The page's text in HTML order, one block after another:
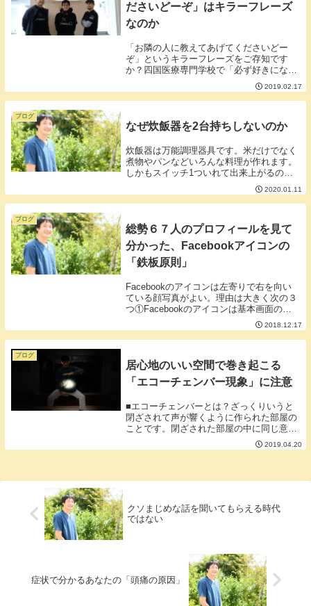
ださいどーぞ」はキラーフレーズ
なのか
「お隣の人に教えてあげてくださいどー
ぞ」というキラーフレーズをご存知です
か？四国医療専門学校で「必ず好きになる
生理学」の講義をされている赤澤和哉先生
のキラーフレーズです。▼写真真ん中が赤
澤先生このキラーフレーズの何が凄いのか
2019.02.17
ブログ
なぜ炊飯器を2台持ちしないのか
炊飯器は万能調理器具です。米だけでなく
煮物やパンなどいろんな料理が作れます。
しかもスイッチ1ついれて出来上がるのを
待つだけというとても簡単なシステム。変
な土鍋を使うより高い圧力鍋を買うより全
然楽に作れるし価格も安くすみます。しか
2020.01.11
ブログ
総勢６７人のプロフィールを見て
分かった、Facebookアイコンの
「鉄板原則」
Facebookのアイコンは左寄りで右を向い
ている顔写真がよい。理由は大きく次の３
つ①Facebookのアイコンは基本画面の左
に表示される。②横書きの文章は左から右
に読む③Facebookのリアクションのマー
クは右下につくのが基本である。■...
2018.12.17
ブログ
居心地のいい空間で巻き起こる
「エコーチェンバー現象」に注意
■エコーチェンバーとは？ざっくりいうと
閉ざされて声が響くように作られた部屋の
ことです。閉ざされた部屋の中に同じ意見
を言う人ばかりいると違う意見が出てもか
き消されてしまうことに例えられ同じ考え
2019.04.20
クソまじめな話を聞いてもらえる時代
ではない
症状で分かるあなたの「頭痛の原因」